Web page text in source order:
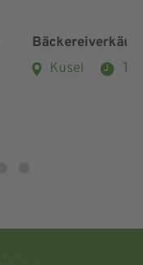
Kusel